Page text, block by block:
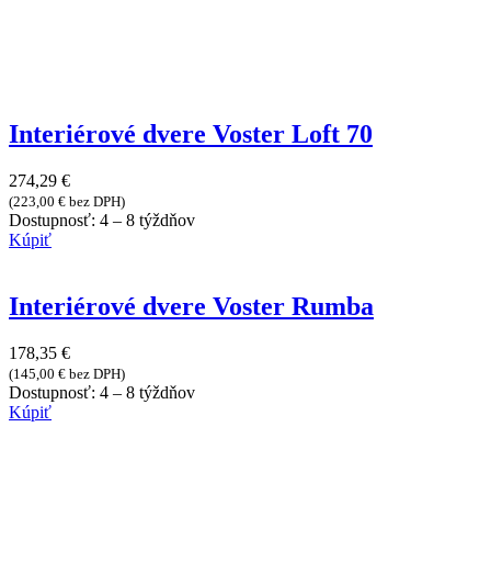
Interiérové dvere Voster Loft 70
274,29 €
(223,00 € bez DPH)
Dostupnosť: 4 – 8 týždňov
Kúpiť
Interiérové dvere Voster Rumba
178,35 €
(145,00 € bez DPH)
Dostupnosť: 4 – 8 týždňov
Kúpiť